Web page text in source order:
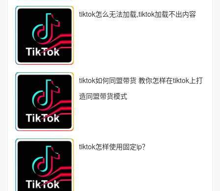
tiktok怎么无法加载,tiktok加载不出内容
tiktok如何同盟带货 教你怎样在tiktok上打
造同盟带货模式
tiktok怎样使用固定ip？